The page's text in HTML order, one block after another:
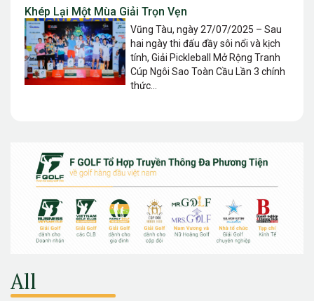
Khép Lại Một Mùa Giải Trọn Vẹn
Vũng Tàu, ngày 27/07/2025 – Sau
hai ngày thi đấu đầy sôi nổi và kịch
tính, Giải Pickleball Mở Rộng Tranh
Cúp Ngôi Sao Toàn Cầu Lần 3 chính
thức...
All